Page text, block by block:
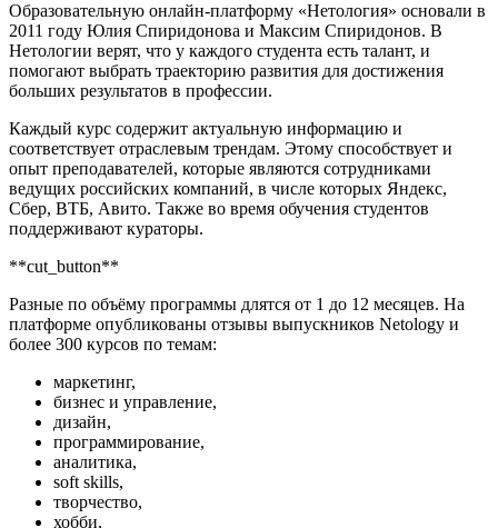
Образовательную онлайн-платформу «Нетология» основали в
2011 году Юлия Спиридонова и Максим Спиридонов. В
Нетологии верят, что у каждого студента есть талант, и
помогают выбрать траекторию развития для достижения
больших результатов в профессии.
Каждый курс содержит актуальную информацию и
соответствует отраслевым трендам. Этому способствует и
опыт преподавателей, которые являются сотрудниками
ведущих российских компаний, в числе которых Яндекс,
Сбер, ВТБ, Авито. Также во время обучения студентов
поддерживают кураторы.
**cut_button**
Разные по объёму программы длятся от 1 до 12 месяцев. На
платформе опубликованы отзывы выпускников Netology и
более 300 курсов по темам:
маркетинг,
бизнес и управление,
дизайн,
программирование,
аналитика,
soft skills,
творчество,
хобби,